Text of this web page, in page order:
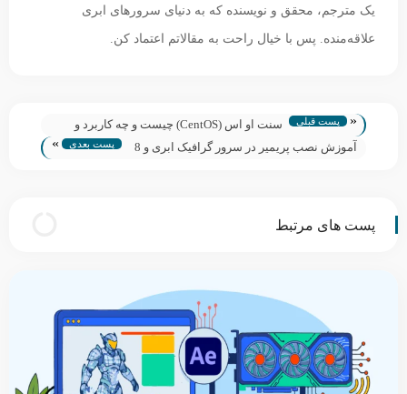
یک مترجم، محقق و نویسنده که به دنیای سرورهای ابری
علاقه‌منده. پس با خیال راحت به مقالاتم اعتماد کن.
« پست قبلی
سنت او اس (CentOS) چیست و چه کاربرد و
مزایایی دارد؟ جامع و ساده
آموزش نصب پریمیر در سرور گرافیک ابری و 8
پست بعدی »
پست های مرتبط